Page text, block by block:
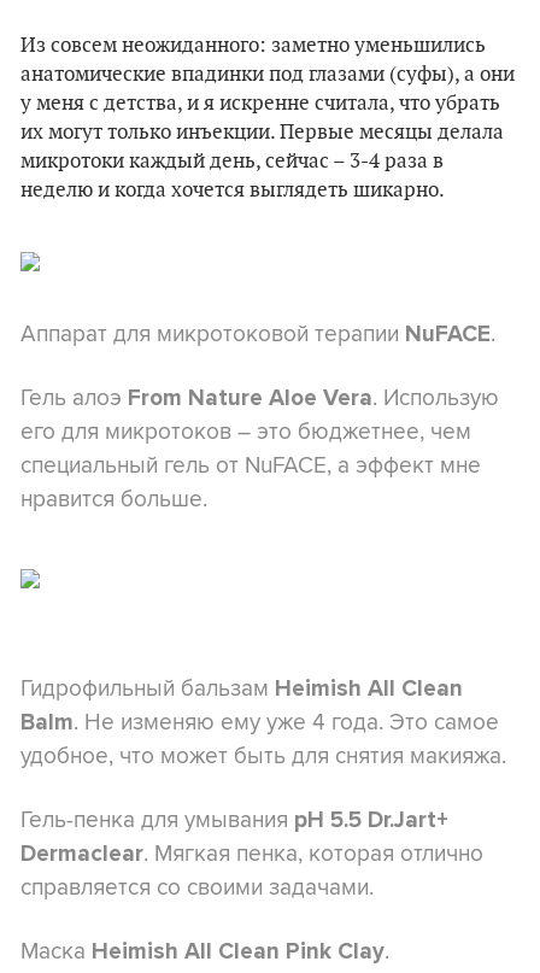
Из совсем неожиданного: заметно уменьшились
анатомические впадинки под глазами (суфы), а они
у меня с детства, и я искренне считала, что убрать
их могут только инъекции. Первые месяцы делала
микротоки каждый день, сейчас – 3-4 раза в
неделю и когда хочется выглядеть шикарно.
Аппарат для микротоковой терапии NuFACE.
Гель алоэ From Nature Aloe Vera. Использую
его для микротоков – это бюджетнее, чем
специальный гель от NuFACE, а эффект мне
нравится больше.
Гидрофильный бальзам Heimish All Clean
Balm. Не изменяю ему уже 4 года. Это самое
удобное, что может быть для снятия макияжа.
Гель-пенка для умывания pH 5.5 Dr.Jart+
Dermaclear. Мягкая пенка, которая отлично
справляется со своими задачами.
Маска Heimish All Clean Pink Clay.